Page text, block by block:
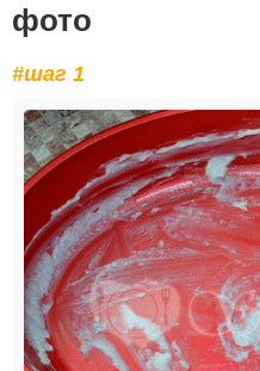
фото
#шаг 1